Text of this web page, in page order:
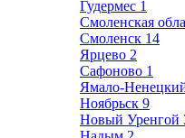
Гудермес 1
Смоленская
Смоленск 14
Ярцево 2
Сафоново 1
Ямало-
Ноябрьск 9
Новый Уренгой